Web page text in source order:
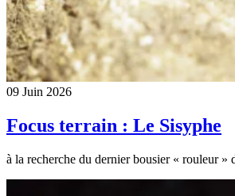
09 Juin 2026
Focus terrain : Le Sisyphe
à la recherche du dernier bousier « rouleur »